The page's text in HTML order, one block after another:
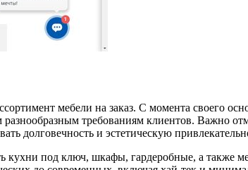
мебели на заказ. С момента своего
требованиям клиентов. Важно
долговечность и эстетическую
кухни под ключ, шкафы, гардеробные, а также